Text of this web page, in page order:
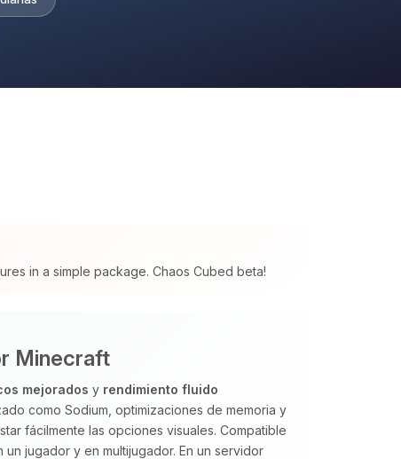
in a simple package. Chaos Cubed beta!
Minecraft
mejorados y rendimiento fluido
como Sodium, optimizaciones de memoria y
fácilmente las opciones visuales. Compatible
jugador y en multijugador. En un servidor